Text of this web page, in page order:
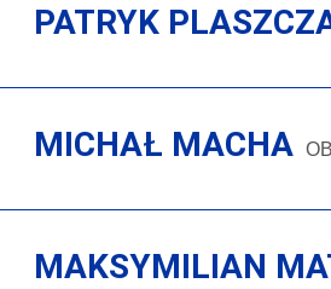
PATRYK
MICHAŁ MACHA
MAKSYMILIAN